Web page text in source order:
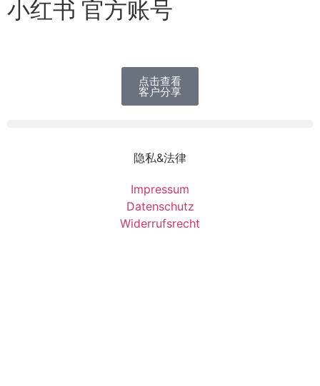
小红书 官方账号
点击查看
客户分享
隐私&法律
Impressum
Datenschutz
Widerrufsrecht